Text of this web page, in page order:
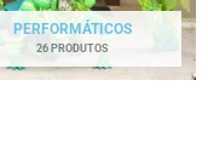
PERFORMÁTICOS
26 PRODUTOS